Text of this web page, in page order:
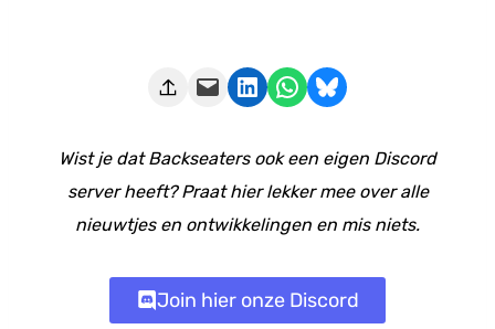
Deze pagina e-mailen Delen op LinkedIn Delen via WhatsApp Share on Bluesky
Wist je dat Backseaters ook een eigen Discord
server heeft? Praat hier lekker mee over alle
nieuwtjes en ontwikkelingen en mis niets.
Join hier onze Discord